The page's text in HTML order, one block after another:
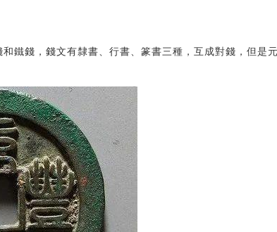
鐵錢，錢文有隸書、行書、篆書三種，互成對錢，但是